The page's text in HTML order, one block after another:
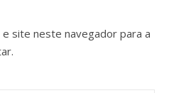
site neste navegador para a